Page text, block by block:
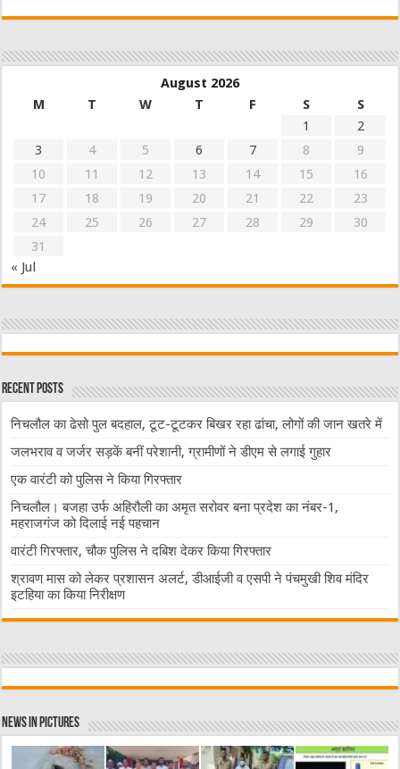
August 2026
M
T W T F S
S
1
2
3
4 5 6 7 8
9
10
11 12 13 14 15
16
17
18 19 20 21 22
23
24
25 26 27 28 29
30
31
« Jul
Recent Posts
निचलौल का ढेसो पुल बदहाल, टूट-टूटकर बिखर रहा ढांचा, लोगों की जान खतरे में
जलभराव व जर्जर सड़कें बनीं परेशानी, ग्रामीणों ने डीएम से लगाई गुहार
एक वारंटी को पुलिस ने किया गिरफ्तार
निचलौल। बजहा उर्फ अहिरौली का अमृत सरोवर बना प्रदेश का नंबर-1,
महराजगंज को दिलाई नई पहचान
वारंटी गिरफ्तार, चौक पुलिस ने दबिश देकर किया गिरफ्तार
श्रावण मास को लेकर प्रशासन अलर्ट, डीआईजी व एसपी ने पंचमुखी शिव मंदिर
इटहिया का किया निरीक्षण
News in Pictures